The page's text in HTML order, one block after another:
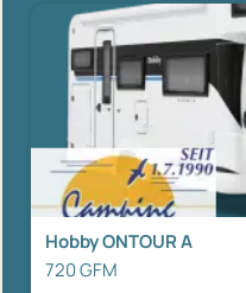
Hobby ONTOUR A
720 GFM